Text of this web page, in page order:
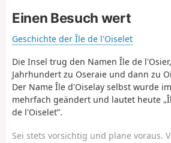
Einen Besuch wert
Geschichte der Île de l'Oiselet
Die Insel trug den Namen Île de
Jahrhundert zu Oseraie und dann zu
Der Name Île d'Oiselay selbst wurde
mehrfach geändert und lautet heute
de l'Oiselet”.
Sei stets vorsichtig und plane voraus.